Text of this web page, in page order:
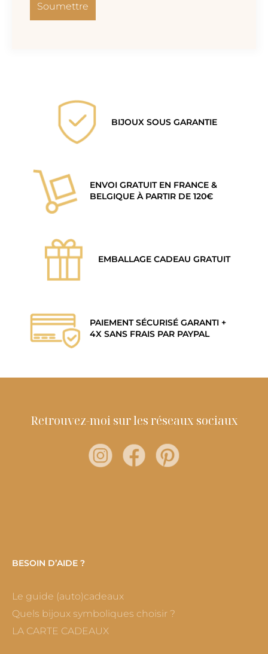
BIJOUX SOUS GARANTIE
ENVOI GRATUIT EN FRANCE &
BELGIQUE À PARTIR DE 120€
EMBALLAGE CADEAU GRATUIT
PAIEMENT SÉCURISÉ GARANTI +
4X SANS FRAIS PAR PAYPAL
Retrouvez-moi sur les réseaux sociaux
BESOIN D’AIDE ?
Le guide (auto)cadeaux
Quels bijoux symboliques choisir ?
LA CARTE CADEAUX